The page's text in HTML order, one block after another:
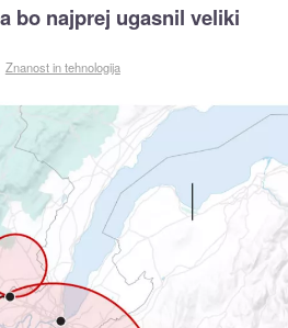
bo najprej ugasnil veliki
Znanost in tehnologija